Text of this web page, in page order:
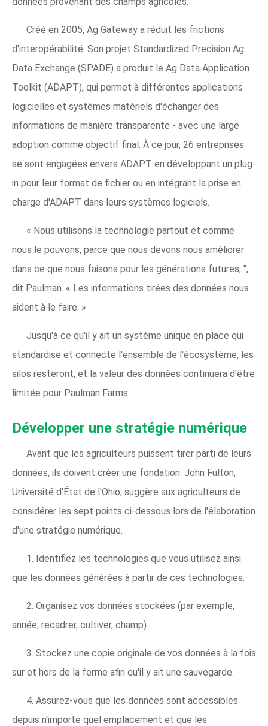
Créé en 2005, Ag Gateway a réduit les frictions
d'interopérabilité. Son projet Standardized Precision Ag
Data Exchange (SPADE) a produit le Ag Data Application
Toolkit (ADAPT), qui permet à différentes applications
logicielles et systèmes matériels d'échanger des
informations de manière transparente - avec une large
adoption comme objectif final. À ce jour, 26 entreprises
se sont engagées envers ADAPT en développant un plug-
in pour leur format de fichier ou en intégrant la prise en
charge d'ADAPT dans leurs systèmes logiciels.
« Nous utilisons la technologie partout et comme
nous le pouvons, parce que nous devons nous améliorer
dans ce que nous faisons pour les générations futures, ",
dit Paulman. « Les informations tirées des données nous
aident à le faire. »
Jusqu'à ce qu'il y ait un système unique en place qui
standardise et connecte l'ensemble de l'écosystème, les
silos resteront, et la valeur des données continuera d'être
limitée pour Paulman Farms.
Développer une stratégie numérique
Avant que les agriculteurs puissent tirer parti de leurs
données, ils doivent créer une fondation. John Fulton,
Université d'État de l'Ohio, suggère aux agriculteurs de
considérer les sept points ci-dessous lors de l'élaboration
d'une stratégie numérique.
1. Identifiez les technologies que vous utilisez ainsi
que les données générées à partir de ces technologies.
2. Organisez vos données stockées (par exemple,
année, recadrer, cultiver, champ).
3. Stockez une copie originale de vos données à la fois
sur et hors de la ferme afin qu'il y ait une sauvegarde.
4. Assurez-vous que les données sont accessibles
depuis n'importe quel emplacement et que les